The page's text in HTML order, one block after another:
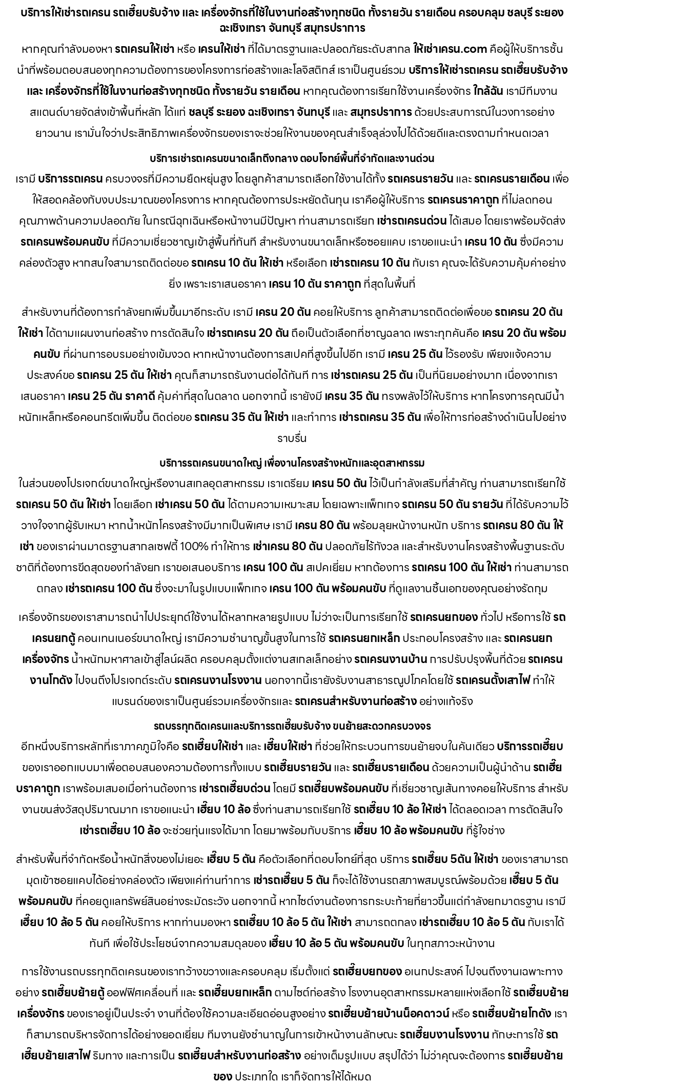
บริการให้เช่ารถเครน รถเฮี๊ยบรับจ้าง และ เครื่องจักรที่ใช้ในงานก่อสร้างทุกชนิด ทั้งรายวัน รายเดือน ครอบคลุม ชลบุรี ระยอง
ฉะเชิงเทรา จันทบุรี สมุทรปราการ
หากคุณกำลังมองหารถเครนให้เช่าหรือเครนให้เช่าที่ได้มาตรฐานและปลอดภัยระดับสากล ให้เช่าเครน.comคือผู้ให้บริการชั้น
นำที่พร้อมตอบสนองทุกความต้องการของโครงการก่อสร้างและโลจิสติกส์ เราเป็นศูนย์รวม บริการให้เช่ารถเครน รถเฮี๊ยบรับจ้าง
และ เครื่องจักรที่ใช้ในงานก่อสร้างทุกชนิด ทั้งรายวัน รายเดือน หากคุณต้องการเรียกใช้งานเครื่องจักรใกล้ฉัน เรามีทีมงาน
สแตนด์บายจัดส่งเข้าพื้นที่หลัก ได้แก่ ชลบุรี ระยอง ฉะเชิงเทรา จันทบุรีและสมุทรปราการด้วยประสบการณ์ในวงการอย่าง
ยาวนาน เรามั่นใจว่าประสิทธิภาพเครื่องจักรของเราจะช่วยให้งานของคุณสำเร็จลุล่วงไปได้ด้วยดีและตรงตามกำหนดเวลา
บริการเช่ารถเครนขนาดเล็กถึงกลาง ตอบโจทย์พื้นที่จำกัดและงานด่วน
เรามีบริการรถเครนครบวงจรที่มีความยืดหยุ่นสูง โดยลูกค้าสามารถเลือกใช้งานได้ทั้งรถเครนรายวัน และรถเครนรายเดือน เพื่อ
ให้สอดคล้องกับงบประมาณของโครงการ หากคุณต้องการประหยัดต้นทุน เราคือผู้ให้บริการรถเครนราคาถูกที่ไม่ลดทอน
คุณภาพด้านความปลอดภัย ในกรณีฉุกเฉินหรือหน้างานมีปัญหา ท่านสามารถเรียก เช่ารถเครนด่วนได้เสมอ โดยเราพร้อมจัดส่ง
รถเครนพร้อมคนขับที่มีความเชี่ยวชาญเข้าสู่พื้นที่ทันที สำหรับงานขนาดเล็กหรือซอยแคบ เราขอแนะนำเครน 10 ตันซึ่งมีความ
คล่องตัวสูง หากสนใจสามารถติดต่อขอรถเครน 10 ตัน ให้เช่าหรือเลือก เช่ารถเครน 10 ตันกับเรา คุณจะได้รับความคุ้มค่าอย่าง
ยิ่ง เพราะเราเสนอราคาเครน 10 ตัน ราคาถูกที่สุดในพื้นที่
สำหรับงานที่ต้องการกำลังยกเพิ่มขึ้นมาอีกระดับ เรามีเครน 20 ตันคอยให้บริการ ลูกค้าสามารถติดต่อเพื่อขอรถเครน 20 ตัน
ให้เช่าได้ตามแผนงานก่อสร้าง การตัดสินใจเช่ารถเครน 20 ตันถือเป็นตัวเลือกที่ชาญฉลาด เพราะทุกคันคือ เครน 20 ตัน พร้อม
คนขับ ที่ผ่านการอบรมอย่างเข้มงวด หากหน้างานต้องการสเปคที่สูงขึ้นไปอีก เรามีเครน 25 ตันไว้รองรับ เพียงแจ้งความ
ประสงค์ขอรถเครน 25 ตัน ให้เช่าคุณก็สามารถรันงานต่อได้ทันที การเช่ารถเครน 25 ตัน เป็นที่นิยมอย่างมาก เนื่องจากเรา
เสนอราคาเครน 25 ตัน ราคาดีคุ้มค่าที่สุดในตลาด นอกจากนี้ เรายังมีเครน 35 ตันทรงพลังไว้ให้บริการ หากโครงการคุณมีน้ำ
หนักเหล็กหรือคอนกรีตเพิ่มขึ้น ติดต่อขอรถเครน 35 ตัน ให้เช่า และทำการเช่ารถเครน 35 ตัน เพื่อให้การก่อสร้างดำเนินไปอย่าง
ราบรื่น
บริการรถเครนขนาดใหญ่ เพื่องานโครงสร้างหนักและอุตสาหกรรม
ในส่วนของโปรเจกต์ขนาดใหญ่หรืองานสเกลอุตสาหกรรม เราเตรียม เครน 50 ตันไว้เป็นกำลังเสริมที่สำคัญ ท่านสามารถเรียกใช้
รถเครน 50 ตัน ให้เช่าโดยเลือก เช่าเครน 50 ตันได้ตามความเหมาะสม โดยเฉพาะแพ็กเกจรถเครน 50 ตัน รายวันที่ได้รับความไว้
วางใจจากผู้รับเหมา หากน้ำหนักโครงสร้างมีมากเป็นพิเศษ เรามีเครน 80 ตันพร้อมลุยหน้างานหนัก บริการรถเครน 80 ตัน ให้
เช่าของเราผ่านมาตรฐานสากลเซฟตี้ 100% ทำให้การ เช่าเครน 80 ตันปลอดภัยไร้กังวล และสำหรับงานโครงสร้างพื้นฐานระดับ
ชาติที่ต้องการขีดสุดของกำลังยก เราขอเสนอบริการเครน 100 ตัน สเปคเยี่ยม หากต้องการรถเครน 100 ตัน ให้เช่าท่านสามารถ
ตกลงเช่ารถเครน 100 ตันซึ่งจะมาในรูปแบบแพ็กเกจเครน 100 ตัน พร้อมคนขับที่ดูแลงานชิ้นเอกของคุณอย่างรัดกุม
เครื่องจักรของเราสามารถนำไปประยุกต์ใช้งานได้หลากหลายรูปแบบ ไม่ว่าจะเป็นการเรียกใช้รถเครนยกของทั่วไป หรือการใช้รถ
เครนยกตู้คอนเทนเนอร์ขนาดใหญ่ เรามีความชำนาญขั้นสูงในการใช้รถเครนยกเหล็กประกอบโครงสร้าง และรถเครนยก
เครื่องจักรน้ำหนักมหาศาลเข้าสู่ไลน์ผลิต ครอบคลุมตั้งแต่งานสเกลเล็กอย่างรถเครนงานบ้านการปรับปรุงพื้นที่ด้วยรถเครน
งานโกดังไปจนถึงโปรเจกต์ระดับรถเครนงานโรงงาน นอกจากนี้เรายังรับงานสาธารณูปโภคโดยใช้รถเครนตั้งเสาไฟทำให้
แบรนด์ของเราเป็นศูนย์รวมเครื่องจักรและรถเครนสำหรับงานก่อสร้างอย่างแท้จริง
รถบรรทุกติดเครนและบริการรถเฮี๊ยบรับจ้าง ขนย้ายสะดวกครบวงจร
อีกหนึ่งบริการหลักที่เราภาคภูมิใจคือรถเฮี๊ยบให้เช่า และเฮี๊ยบให้เช่าที่ช่วยให้กระบวนการขนย้ายจบในคันเดียวบริการรถเฮี๊ยบ
ของเราออกแบบมาเพื่อตอบสนองความต้องการทั้งแบบรถเฮี๊ยบรายวัน และรถเฮี๊ยบรายเดือนด้วยความเป็นผู้นำด้านรถเฮี๊ย
บราคาถูก เราพร้อมเสมอเมื่อท่านต้องการเช่ารถเฮี๊ยบด่วนโดยมีรถเฮี๊ยบพร้อมคนขับที่เชี่ยวชาญเส้นทางคอยให้บริการ สำหรับ
งานขนส่งวัสดุปริมาณมาก เราขอแนะนำเฮี๊ยบ 10 ล้อซึ่งท่านสามารถเรียกใช้รถเฮี๊ยบ 10 ล้อ ให้เช่าได้ตลอดเวลา การตัดสินใจ
เช่ารถเฮี๊ยบ 10 ล้อจะช่วยทุ่นแรงได้มาก โดยมาพร้อมกับบริการ เฮี๊ยบ 10 ล้อ พร้อมคนขับ ที่รู้ใจช่าง
สำหรับพื้นที่จำกัดหรือน้ำหนักสิ่งของไม่เยอะ เฮี๊ยบ 5 ตัน คือตัวเลือกที่ตอบโจทย์ที่สุด บริการรถเฮี๊ยบ 5ตัน ให้เช่า ของเราสามารถ
มุดเข้าซอยแคบได้อย่างคล่องตัว เพียงแค่ท่านทำการ เช่ารถเฮี๊ยบ 5 ตัน ก็จะได้ใช้งานรถสภาพสมบูรณ์พร้อมด้วยเฮี๊ยบ 5 ตัน
พร้อมคนขับ ที่คอยดูแลทรัพย์สินอย่างระมัดระวัง นอกจากนี้ หากไซต์งานต้องการกระบะท้ายที่ยาวขึ้นแต่กำลังยกมาตรฐาน เรามี
เฮี๊ยบ 10 ล้อ 5 ตันคอยให้บริการ หากท่านมองหารถเฮี๊ยบ 10 ล้อ 5 ตัน ให้เช่า สามารถตกลงเช่ารถเฮี๊ยบ 10 ล้อ 5 ตันกับเราได้
ทันที เพื่อใช้ประโยชน์จากความสมดุลของเฮี๊ยบ 10 ล้อ 5 ตัน พร้อมคนขับในทุกสภาวะหน้างาน
การใช้งานรถบรรทุกติดเครนของเรากว้างขวางและครอบคลุม เริ่มตั้งแต่รถเฮี๊ยบยกของอเนกประสงค์ ไปจนถึงงานเฉพาะทาง
อย่างรถเฮี๊ยบย้ายตู้ออฟฟิศเคลื่อนที่ และรถเฮี๊ยบยกเหล็กตามไซต์ก่อสร้าง โรงงานอุตสาหกรรมหลายแห่งเลือกใช้รถเฮี๊ยบย้าย
เครื่องจักรของเราอยู่เป็นประจำ งานที่ต้องใช้ความละเอียดอ่อนสูงอย่างรถเฮี๊ยบย้ายบ้านน็อคดาวน์หรือรถเฮี๊ยบย้ายโกดัง เรา
ก็สามารถบริหารจัดการได้อย่างยอดเยี่ยม ทีมงานยังชำนาญในการเข้าหน้างานลักษณะรถเฮี๊ยบงานโรงงานทักษะการใช้รถ
เฮี๊ยบย้ายเสาไฟริมทาง และการเป็น รถเฮี๊ยบสำหรับงานก่อสร้าง อย่างเต็มรูปแบบ สรุปได้ว่า ไม่ว่าคุณจะต้องการรถเฮี๊ยบย้าย
ของประเภทใด เราก็จัดการให้ได้หมด